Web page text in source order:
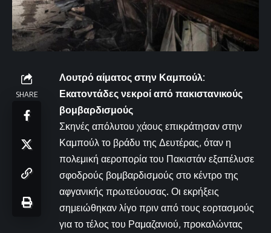
SHARE
Λουτρό αίματος στην Καμπούλ:
Εκατοντάδες νεκροί από πακιστανικούς
βομβαρδισμούς
Σκηνές απόλυτου χάους επικράτησαν στην
Καμπούλ το βράδυ της Δευτέρας, όταν η
πολεμική αεροπορία του Πακιστάν εξαπέλυσε
σφοδρούς βομβαρδισμούς στο κέντρο της
αφγανικής πρωτεύουσας. Οι εκρήξεις
σημειώθηκαν λίγο πριν από τους εορτασμούς
για το τέλος του Ραμαζανιού, προκαλώντας